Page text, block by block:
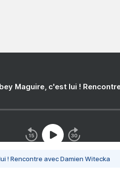
Maguire, c'est lui !
! Rencontre avec Damien Witecka